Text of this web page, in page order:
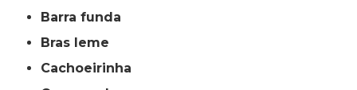
barra funda
bras leme
cachoeirinha